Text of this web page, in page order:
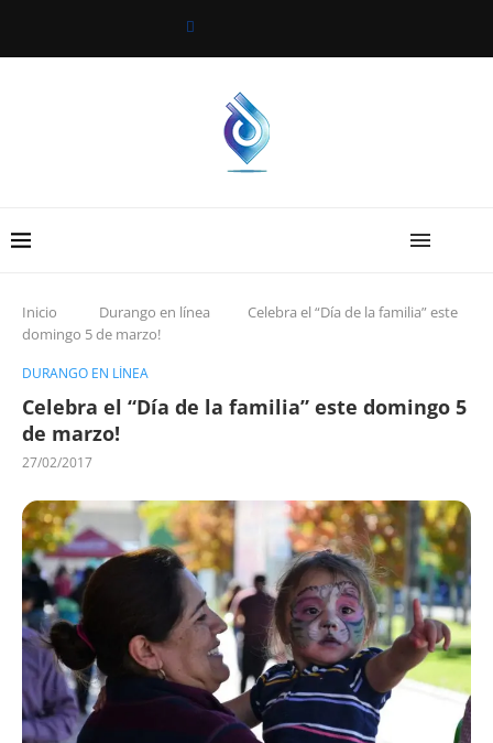
Inicio Durango en línea
Celebra el “Día de la familia” este
domingo 5 de marzo!
DURANGO EN LÍNEA
Celebra el “Día de la familia” este domingo 5
de marzo!
27/02/2017